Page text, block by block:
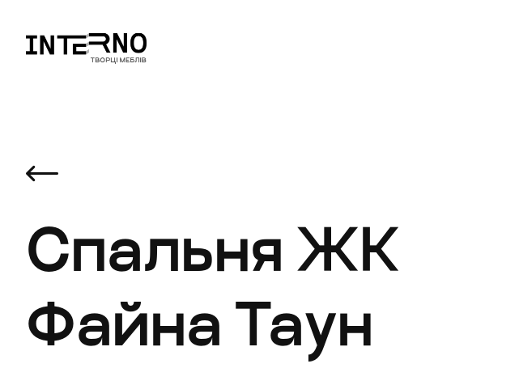
Спальня ЖК
Файна Таун